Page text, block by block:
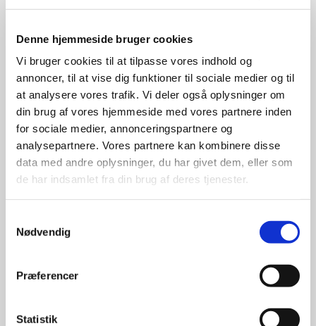
Denne hjemmeside bruger cookies
Vi bruger cookies til at tilpasse vores indhold og
annoncer, til at vise dig funktioner til sociale medier og til
at analysere vores trafik. Vi deler også oplysninger om
din brug af vores hjemmeside med vores partnere inden
for sociale medier, annonceringspartnere og
analysepartnere. Vores partnere kan kombinere disse
data med andre oplysninger, du har givet dem, eller som
de har indsamlet fra din brug af deres tjenester.
Nødvendig
Præferencer
Statistik
Navneændring
Ønsker I at ændre navn på bryllupsdagen?
Det gør I på Borger.dk senest 15 dage før
vielsen - med bryllupsdatoen som
ekspeditionsdato.